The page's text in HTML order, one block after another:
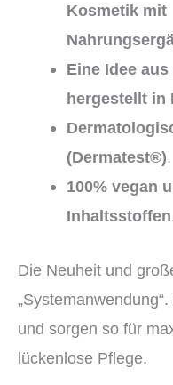
Kosmetik mit
Eine Idee
hergestellt in
(Dermatest®).
100% vegan
Inhaltsstoffen
Die Neuheit und
und sorgen so für
lückenlose Pflege.